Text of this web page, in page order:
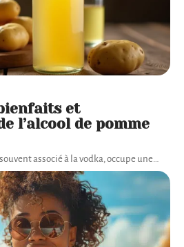
et
l’alcool de pomme
associé à la vodka, occupe une…